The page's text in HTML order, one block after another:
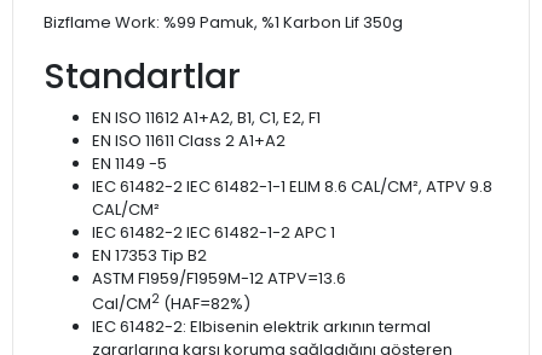
Bizflame Work: %99 Pamuk, %1 Karbon Lif 350g
Standartlar
EN ISO 11612 A1+A2, B1, C1, E2, F1
EN ISO 11611 Class 2 A1+A2
EN 1149 -5
IEC 61482-2 IEC 61482-1-1 ELIM 8.6 CAL/CM², ATPV 9.8
CAL/CM²
IEC 61482-2 IEC 61482-1-2 APC 1
EN 17353 Tip B2
ASTM F1959/F1959M-12 ATPV=13.6
Cal/CM2 (HAF=82%)
IEC 61482-2: Elbisenin elektrik arkının termal
zararlarına karşı koruma sağladığını gösteren